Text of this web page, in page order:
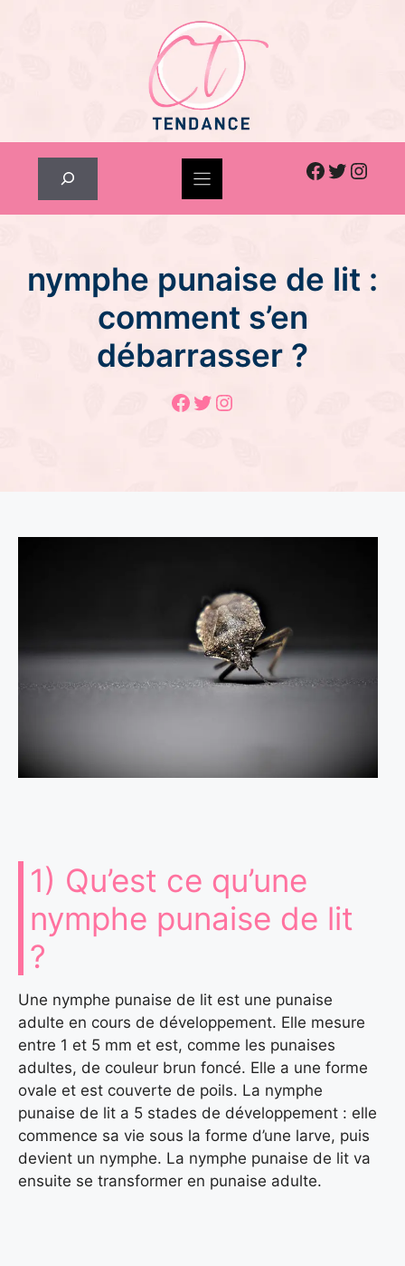
Facebook
Twitter
nymphe punaise de lit :
comment s’en
débarrasser ?
Facebook
Twitter
Instagram
1) Qu’est ce qu’une
nymphe punaise de lit
?
Une nymphe punaise de lit est une punaise
adulte en cours de développement. Elle mesure
entre 1 et 5 mm et est, comme les punaises
adultes, de couleur brun foncé. Elle a une forme
ovale et est couverte de poils. La nymphe
punaise de lit a 5 stades de développement : elle
commence sa vie sous la forme d’une larve, puis
devient un nymphe. La nymphe punaise de lit va
ensuite se transformer en punaise adulte.